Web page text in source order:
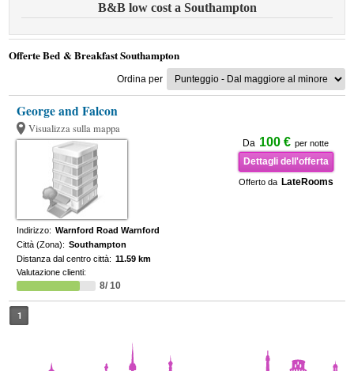
B&B low cost a Southampton
Offerte Bed & Breakfast Southampton
Ordina per
George and Falcon
Visualizza sulla mappa
Da 100 € per notte
Dettagli dell'offerta
Offerto da LateRooms
Indirizzo: Warnford Road Warnford
Città (Zona): Southampton
Distanza dal centro città: 11.59 km
Valutazione clienti:
8/ 10
1